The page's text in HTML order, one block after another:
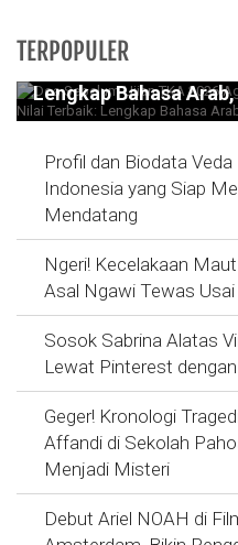
TERPOPULER
Doa Sebelum Ujian
Dipermudahh dan
Lengkap Bahasa
Profil dan Biodata
Indonesia yang Siap
Mendatang
Ngeri! Kecelakaan
Asal Ngawi Tewas
Sosok Sabrina Alatas
Lewat Pinterest
Geger! Kronologi
Affandi di Sekolah
Menjadi Misteri
Debut Ariel NOAH di